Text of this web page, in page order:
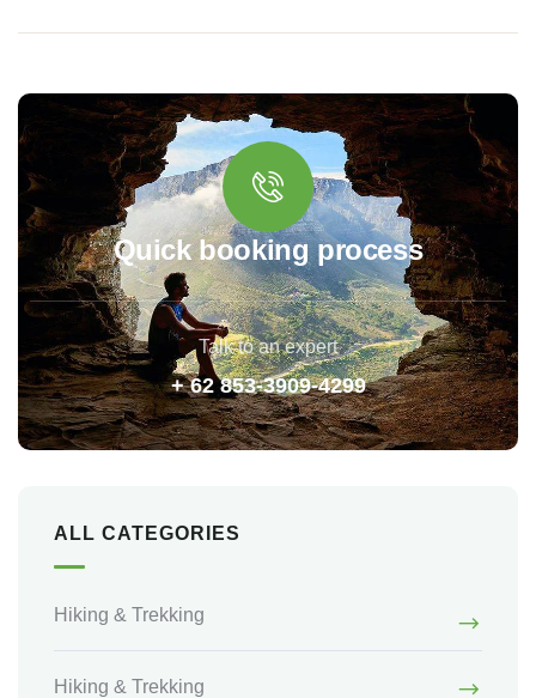
Quick booking process
Talk to an expert
+ 62 853-3909-4299
ALL CATEGORIES
Hiking & Trekking
Hiking & Trekking